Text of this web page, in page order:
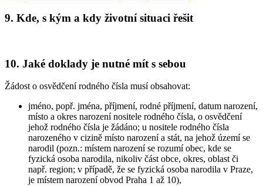
9. Kde, s kým a kdy životní situaci řešit
10. Jaké doklady je nutné mít s sebou
Žádost o osvědčení rodného čísla musí obsahovat:
jméno, popř. jména, příjmení, rodné příjmení, datum narození,
místo a okres narození nositele rodného čísla, o osvědčení
jehož rodného čísla je žádáno; u nositele rodného čísla
narozeného v cizině místo narození a stát, na jehož území se
narodil (pozn.: místem narození se rozumí obec, kde se
fyzická osoba narodila, nikoliv část obce, okres, oblast či
např. region; v případě, že se fyzická osoba narodila v Praze,
je místem narození obvod Praha 1 až 10),